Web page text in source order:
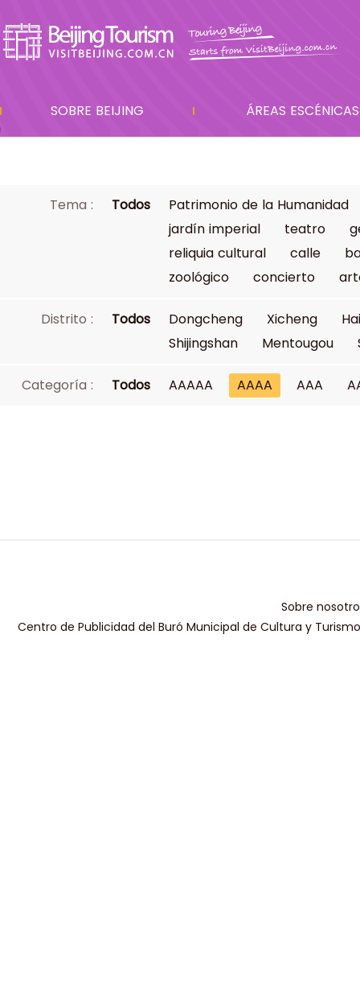
SOBRE BEIJING ÁREAS ESCÉNICAS
Tema : Todos
Patrimonio de la Humanidad
jardín imperial
teatro
reliquia cultural
calle
zoológico
concierto
Distrito : Todos Dongcheng Xicheng
Shijingshan
Mentougou
Categoría : Todos AAAAA AAAA AAA
Sobre
Centro de Publicidad del Buró Municipal de Cultura y